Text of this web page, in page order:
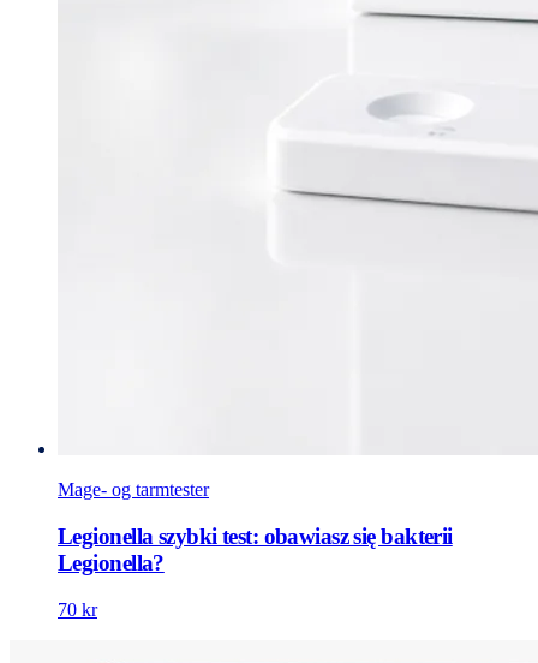
Mage- og tarmtester
Legionella szybki test: obawiasz się bakterii
Legionella?
70 kr